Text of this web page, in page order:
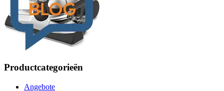
Productcategorieën
Angebote